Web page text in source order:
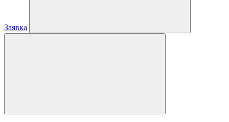
Заявка